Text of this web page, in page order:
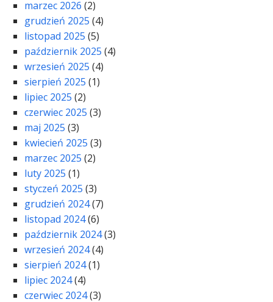
marzec 2026 (2)
grudzień 2025 (4)
listopad 2025 (5)
październik 2025 (4)
wrzesień 2025 (4)
sierpień 2025 (1)
lipiec 2025 (2)
czerwiec 2025 (3)
maj 2025 (3)
kwiecień 2025 (3)
marzec 2025 (2)
luty 2025 (1)
styczeń 2025 (3)
grudzień 2024(7)
listopad 2024(6)
październik 2024(3)
wrzesień 2024(4)
sierpień 2024(1)
lipiec 2024(4)
czerwiec 2024(3)